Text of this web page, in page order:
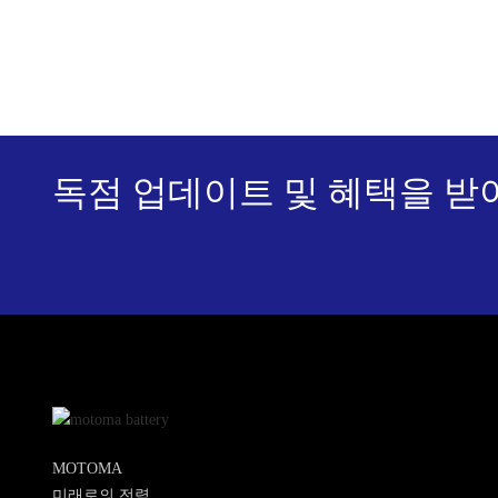
독점 업데이트 및 혜택을 받
MOTOMA